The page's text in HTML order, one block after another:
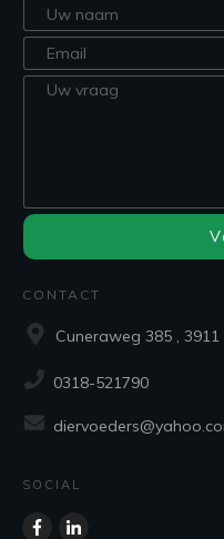
CONTACT
Cuneraweg 385 , 3911
0318-521790
SOCIAL